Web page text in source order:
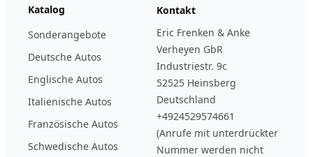
Katalog
Sonderangebote
Deutsche Autos
Englische Autos
Italienische Autos
Französische Autos
Schwedische Autos
Kontakt
Eric Frenken & Anke
Verheyen GbR
Industriestr. 9c
52525 Heinsberg
Deutschland
+4924529574661
(Anrufe mit unterdrückter
Nummer werden nicht